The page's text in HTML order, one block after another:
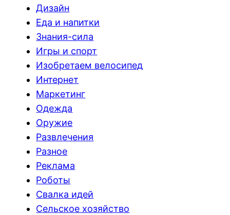
Дизайн
Еда и напитки
Знания-сила
Игры и спорт
Изобретаем велосипед
Интернет
Маркетинг
Одежда
Оружие
Развлечения
Разное
Реклама
Роботы
Свалка идей
Сельское хозяйство